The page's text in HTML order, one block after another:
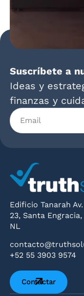
Suscríbete a
Ideas y
finanzas y
Edificio Tanarah
23, Santa
NL
+52 55 3903 9574
Contactar